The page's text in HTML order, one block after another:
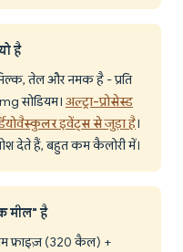
है
तेल और नमक है - प्रति
सोडियम। अल्ट्रा-प्रोसेस्ड
इवेंट्स से जुड़ा है।
जोश देते हैं, बहुत कम कैलोरी में।
मील" है
फ्राइज़ (320 कैल) +